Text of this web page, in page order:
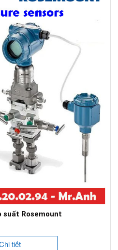
suất Rosemount
tiết